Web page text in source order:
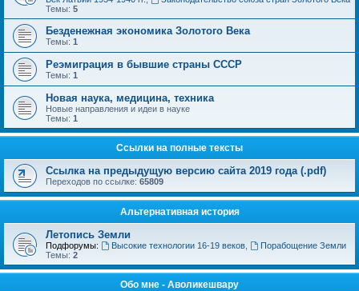
Темы: 5
Безденежная экономика Золотого Века
Темы: 1
Реэмиграция в бывшие страны СССР
Темы: 1
Новая наука, медицина, техника
Новые направления и идеи в науке
Темы: 1
Ссылки на полные тексты
Ссылка на предыдущую версию сайта 2019 года (.pdf)
Переходов по ссылке: 65809
Альтернативная история
Летопись Земли
Подфорумы: Высокие технологии 16-19 веков,
Порабощение Земли
Темы: 2
Обо мне - Аволикешвару